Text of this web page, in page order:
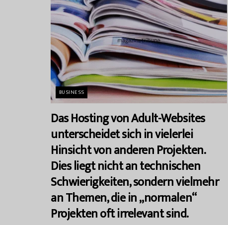
BUSINESS
Das Hosting von Adult-Websites
unterscheidet sich in vielerlei
Hinsicht von anderen Projekten.
Dies liegt nicht an technischen
Schwierigkeiten, sondern vielmehr
an Themen, die in „normalen“
Projekten oft irrelevant sind.